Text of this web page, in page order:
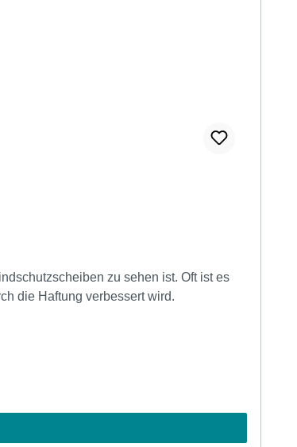
zu sehen ist. Oft ist es
die Haftung verbessert wird.